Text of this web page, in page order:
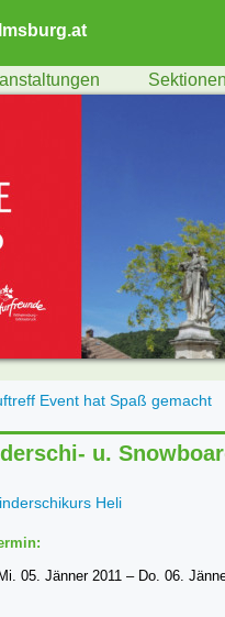
Event hat Spaß gemacht
u.
Mi. 05. Jänner 2011 – Do. 06.